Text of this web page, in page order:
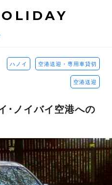
ハノイ 空港送迎・専用車貸切
空港送迎
･ノイバイ空港への